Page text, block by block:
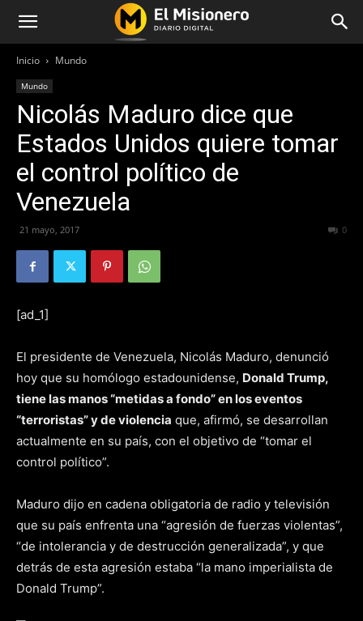
Inicio Mundo
Mundo
Nicolás Maduro dice que
Estados Unidos quiere tomar
el control político de
Venezuela
21 mayo, 2017 0
[ad_1]
El presidente de Venezuela, Nicolás Maduro, denunció
hoy que su homólogo estadounidense, Donald Trump,
tiene las manos “metidas a fondo” en los eventos
“terroristas” y de violencia que, afirmó, se desarrollan
actualmente en su país, con el objetivo de “tomar el
control político”.
Maduro dijo en cadena obligatoria de radio y televisión
que su país enfrenta una “agresión de fuerzas violentas”,
“de intolerancia y de destrucción generalizada”, y que
detrás de esta agresión estaba “la mano imperialista de
Donald Trump”.